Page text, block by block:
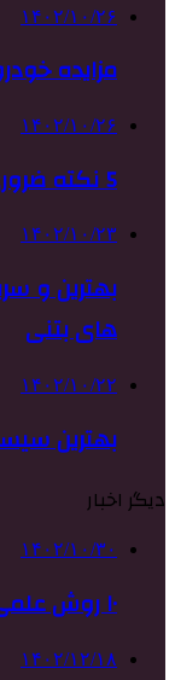
۱۴۰۲/۱۰/۲۶
مزایده
۱۴۰۲/۱۰/۲۶
5 نکته ضروری برای نگهداری حیوان خانگی
۱۴۰۲/۱۰/۲۳
بهترین و
های بتنی
۱۴۰۲/۱۰/۲۲
بهترین
دیگر اخبار
۱۴۰۲/۱۰/۳۰
۱۰ روش علمی و اثبات شده برای تقویت حافظه
۱۴۰۲/۱۲/۱۸